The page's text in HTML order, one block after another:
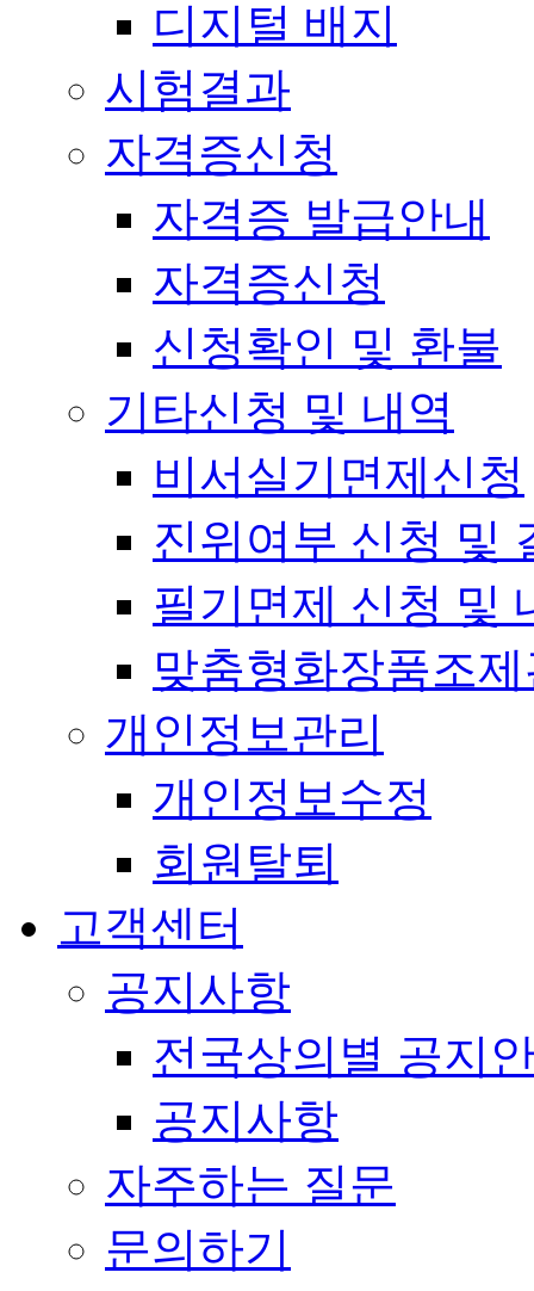
디지털 배지
시험결과
자격증신청
자격증 발급안내
자격증신청
신청확인 및 환불
기타신청 및 내역
비서실기면제신청
진위여부 신청 및
필기면제 신청 및
맞춤형화장품조
개인정보관리
개인정보수정
회원탈퇴
고객센터
공지사항
전국상의별 공지
공지사항
자주하는 질문
문의하기